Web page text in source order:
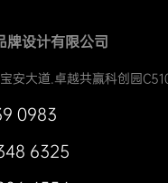
牌设计有限公司
安大道.卓越共赢科创园
0983
6325